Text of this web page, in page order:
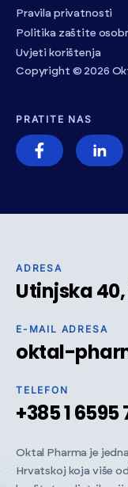
ADRESA
Utinjska
E-MAIL ADRESA
oktal-
TELEFON
+385 1 6595
Oktal Pharma je
Hrvatskoj koja više
Pravila privatnosti
Politika zaštite
Uvjeti korištenja
Copyright © 2026
PRATITE NAS